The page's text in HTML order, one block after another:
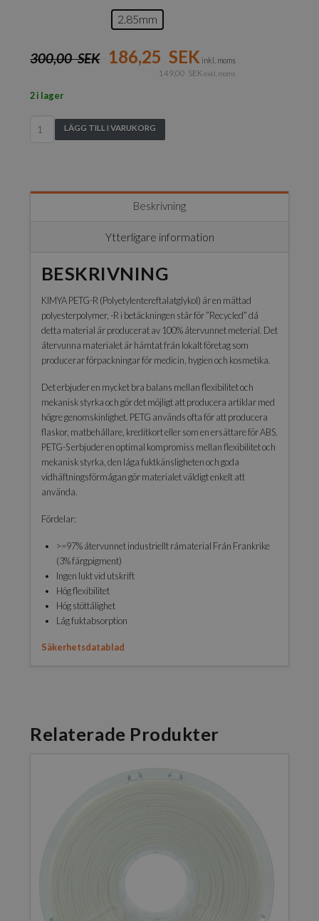
2.85mm
300,00SEK 186,25 SEK inkl. moms
149,00 SEK exkl. moms
2 i lager
KIMYA
PETG-
LÄGG TILL I VARUKORG
Beskrivning
Ytterligare information
BESKRIVNING
KIMYA PETG-R (Polyetylentereftalatglykol) är en mättad
polyesterpolymer, -R i betäckningen står för ”Recycled” då
detta material är producerat av 100% återvunnet meterial. Det
återvunna materialet är hämtat från lokalt företag som
producerar förpackningar för medicin, hygien och kosmetika.
Det erbjuder en mycket bra balans mellan flexibilitet och
mekanisk styrka och gör det möjligt att producera artiklar med
högre genomskinlighet. PETG används ofta för att producera
flaskor, matbehållare, kreditkort eller som en ersättare för ABS.
PETG-S erbjuder en optimal kompromiss mellan flexibilitet och
mekanisk styrka, den låga fuktkänsligheten och goda
vidhäftningsförmågan gör materialet väldigt enkelt att
använda.
Fördelar:
>=97% återvunnet industriellt råmaterial Från Frankrike
(3% färgpigment)
Ingen lukt vid utskrift
Hög flexibilitet
Hög stöttålighet
Låg fuktabsorption
Säkerhetsdatablad
Relaterade Produkter